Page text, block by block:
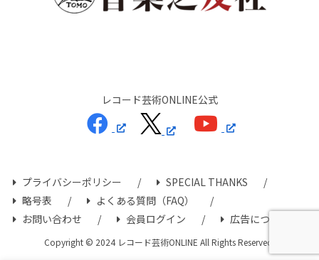
レコード芸術ONLINE公式
プライバシーポリシー
SPECIAL THANKS
略号表
よくある質問（FAQ）
お問い合わせ
会員ログイン 広告について
Copyright © 2024 レコード芸術ONLINE All Rights Reserved.